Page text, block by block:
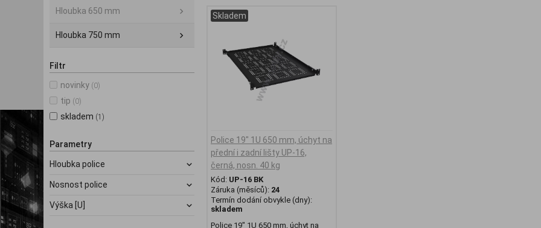
Hloubka 650 mm
Hloubka 750 mm
Filtr
novinky (0)
tip (0)
skladem (1)
Parametry
Hloubka police
Nosnost police
Výška [U]
Skladem
Police 19" 1U 650 mm, úchyt na
přední i zadní lišty UP-16,
černá, nosn. 40 kg
Kód: UP-16 BK
Záruka (měsíců): 24
Termín dodání obvykle (dny):
skladem
Police 19" 1U 650 mm, úchyt na